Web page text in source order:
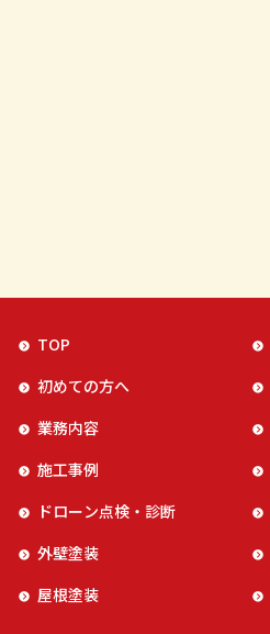
TOP
初めての方へ
業務内容
施工事例
ドローン点検・診断
外壁塗装
屋根塗装